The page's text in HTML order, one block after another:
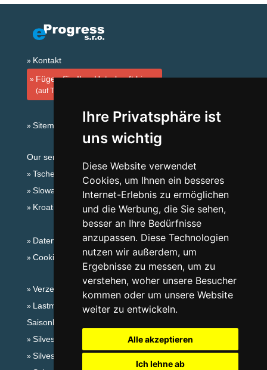
Ihre Privatsphäre ist
uns wichtig
Diese Website verwendet
Cookies, um Ihnen ein besseres
Internet-Erlebnis zu ermöglichen
und die Werbung, die Sie sehen,
besser an Ihre Bedürfnisse
anzupassen. Diese Technologien
nutzen wir außerdem, um
Ergebnisse zu messen, um zu
verstehen, woher unsere Besucher
kommen oder um unsere Website
weiter zu entwickeln.
Alle akzeptieren
Ich lehne ab
Kontakt
Fügen Sie Ihre Unterkunft hinzu
(auf Tschechisch)
Sitemap
Our servers:
Tschechische Gebirge
Slowakische Gebirge
Kroatien
Datenschutz
Cookies
Verzeichnis der Unterkunft
Lastminute Riesengebirge
Saisonlinks:
Silvester Riesengebirge
Silvester im Gebirge 2025/26